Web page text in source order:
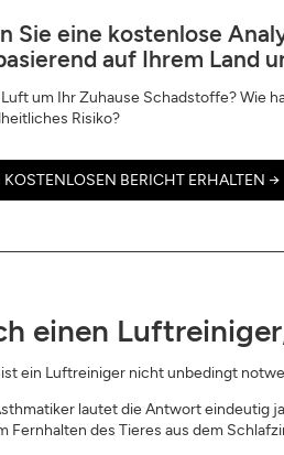
Sie eine kostenlose
auf Ihrem Land
um Ihr Zuhause Schadstoffe? Wie
Risiko?
KOSTENLOSEN BERICHT ERHALTEN →
einen
ein Luftreiniger nicht unbedingt
lautet die Antwort eindeutig
Fernhalten des Tieres aus dem